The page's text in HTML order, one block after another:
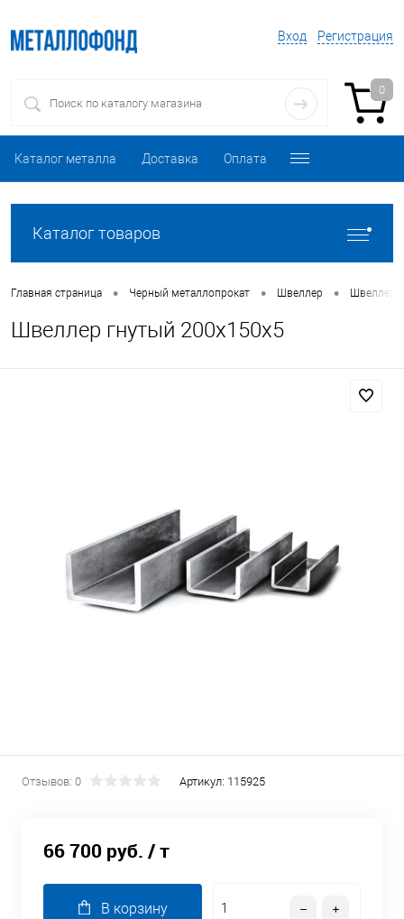
Вход Регистрация
0
Каталог металла Доставка Оплата
Каталог товаров
Главная страница • Черный металлопрокат • Швеллер • Швеллер
Швеллер гнутый 200х150х5
Отзывов: 0 Артикул: 115925
66 700 руб. / т
В корзину